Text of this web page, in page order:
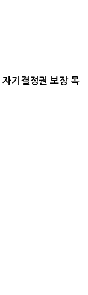
기결정권 보장 목